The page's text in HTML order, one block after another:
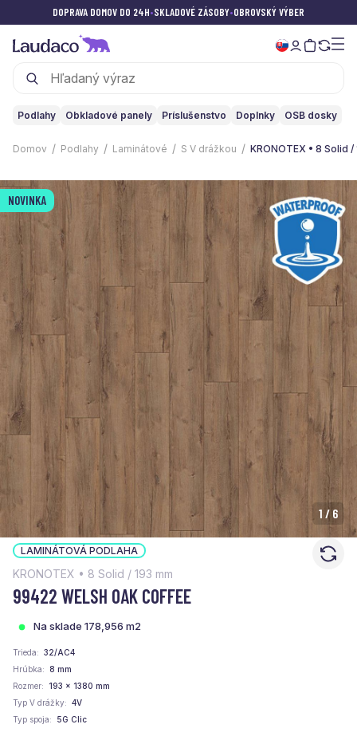
DOPRAVA DOMOV DO 24H•SKLADOVÉ ZÁSOBY•OBROVSKÝ VÝBER
Podlahy Obkladové panely Príslušenstvo Doplnky OSB dosky
Domov Podlahy Laminátové S V drážkou KRONOTEX • 8 Solid
NOVINKA
1 / 6
LAMINÁTOVÁ PODLAHA
KRONOTEX • 8 Solid / 193 mm
99422 WELSH OAK COFFEE
Na sklade 178,956 m2
Trieda
32/AC4
Hrúbka
8 mm
Rozmer
193 x 1380 mm
Typ V drážky
4V
Typ spoja
5G Clic